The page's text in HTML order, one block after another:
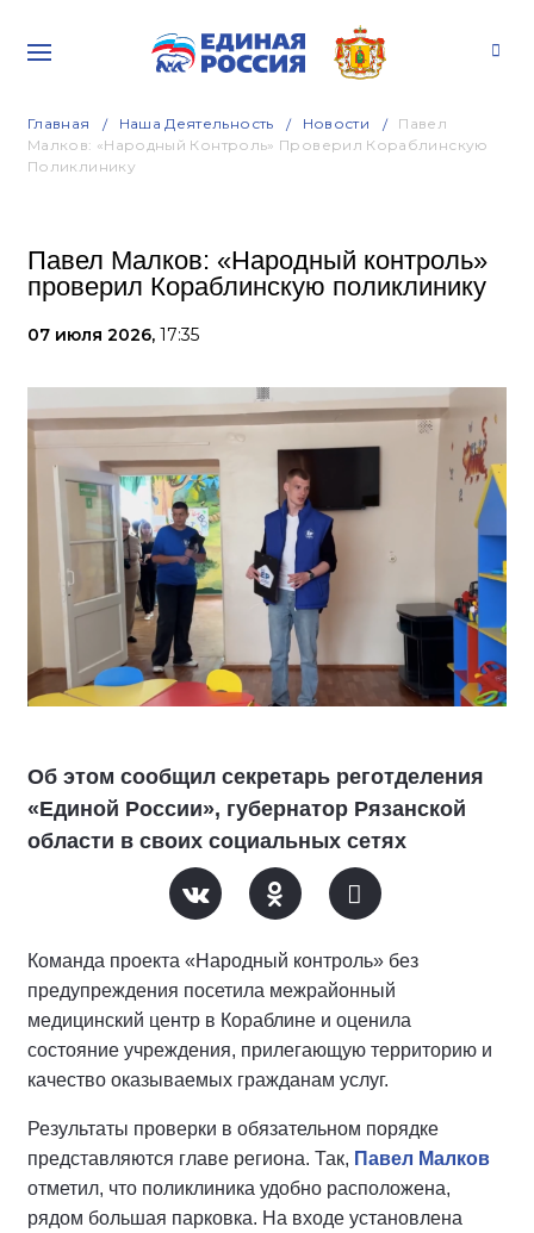
Главная Наша Деятельность Новости
Павел
Малков: «Народный Контроль» Проверил Кораблинскую
Поликлинику
Павел Малков: «Народный контроль»
проверил Кораблинскую поликлинику
07 июля 2026, 17:35
Об этом сообщил секретарь реготделения
«Единой России», губернатор Рязанской
области в своих социальных сетях
Команда проекта «Народный контроль» без
предупреждения посетила межрайонный
медицинский центр в Кораблине и оценила
состояние учреждения, прилегающую территорию и
качество оказываемых гражданам услуг.
Результаты проверки в обязательном порядке
представляются главе региона. Так, Павел Малков
отметил, что поликлиника удобно расположена,
рядом большая парковка. На входе установлена